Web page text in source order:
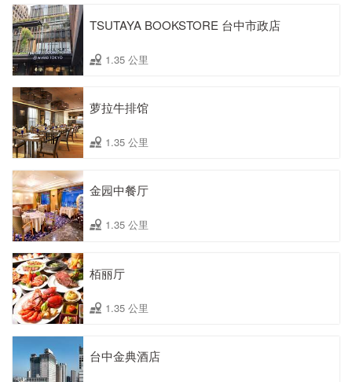
TSUTAYA BOOKSTORE 台中市政店
1.35 公里
萝拉牛排馆
1.35 公里
金园中餐厅
1.35 公里
栢丽厅
1.35 公里
台中金典酒店